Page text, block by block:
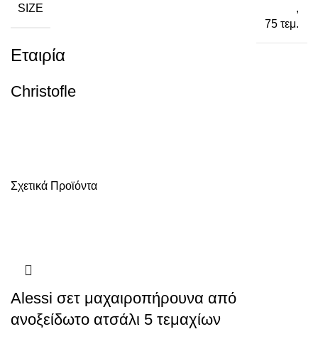
SIZE
,
75 τεμ.
Εταιρία
Christofle
Σχετικά Προϊόντα
Alessi σετ μαχαιροπήρουνα από
ανοξείδωτο ατσάλι 5 τεμαχίων